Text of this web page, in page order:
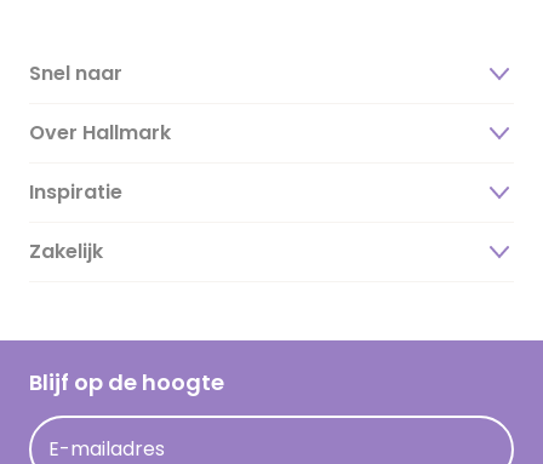
Snel naar
Over Hallmark
Over ons
Duurzaamheid
Hallmark Kaartclub
Acties
Inspiratie
Magazine
Cadeau inspiratie
Kaartinspiratie
Zakelijk
Blijf op de hoogte
E-mailadres